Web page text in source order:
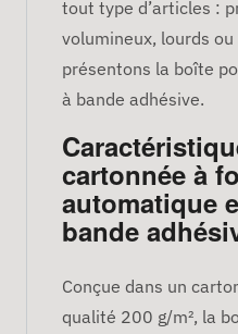
tout type d’articles :
volumineux, lourds
présentons la boîte
à bande adhésive.
cartonnée à
automatique
bande
Conçue dans un
qualité 200 g/m², la